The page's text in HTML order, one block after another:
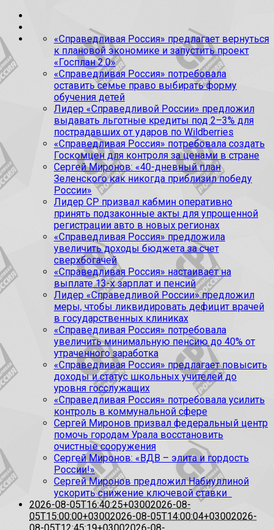
«Справедливая Россия» предлагает вернуться
к плановой экономике и запустить проект
«Госплан 2.0»
«Справедливая Россия» потребовала
оставить семье право выбирать форму
обучения детей
Лидер «Справедливой России» предложил
выдавать льготные кредиты под 2–3% для
пострадавших от ударов по Wildberries
«Справедливая Россия» потребовала создать
Госкомцен для контроля за ценами в стране
Сергей Миронов: «40-дневный план
Зеленского как никогда приблизил победу
России»
Лидер СР призвал кабмин оперативно
принять подзаконные акты для упрощенной
регистрации авто в новых регионах
«Справедливая Россия» предложила
увеличить доходы бюджета за счет
сверхбогачей
«Справедливая Россия» настаивает на
выплате 13-х зарплат и пенсий
Лидер «Справедливой России» предложил
меры, чтобы ликвидировать дефицит врачей
в государственных клиниках
«Справедливая Россия» потребовала
увеличить минимальную пенсию до 40% от
утраченного заработка
«Справедливая Россия» предлагает повысить
доходы и статус школьных учителей до
уровня госслужащих
«Справедливая Россия» потребовала усилить
контроль в коммунальной сфере
Сергей Миронов призвал федеральный центр
помочь городам Урала восстановить
очистные сооружения
Сергей Миронов: «ВДВ – элита и гордость
России!»
Сергей Миронов предложил Набиуллиной
ускорить снижение ключевой ставки
2026-08-05T16:40:25+03002026-08-
05T15:00:00+03002026-08-05T14:00:04+03002026-